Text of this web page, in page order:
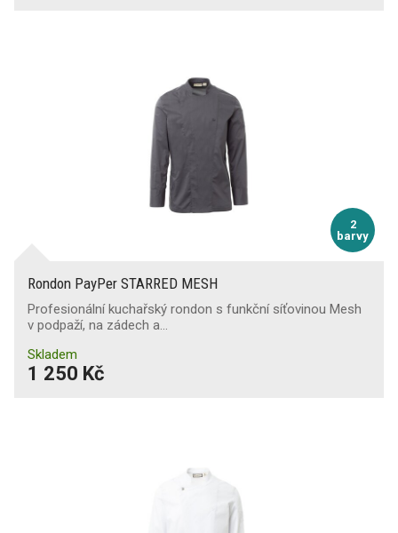
2
barvy
Rondon PayPer STARRED MESH
Profesionální kuchařský rondon s funkční síťovinou Mesh
v podpaží, na zádech a…
Skladem
1 250 Kč